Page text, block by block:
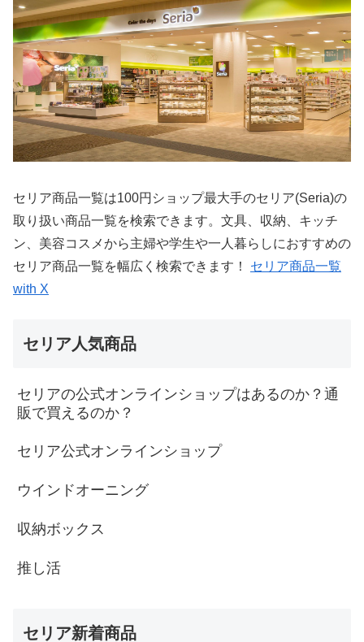
セリア商品一覧は100円ショップ最大手のセリア(Seria)の
取り扱い商品一覧を検索できます。文具、収納、キッチ
ン、美容コスメから主婦や学生や一人暮らしにおすすめの
セリア商品一覧を幅広く検索できます！ セリア商品一覧
with X
セリア人気商品
セリアの公式オンラインショップはあるのか？通
販で買えるのか？
セリア公式オンラインショップ
ウインドオーニング
収納ボックス
推し活
セリア新着商品